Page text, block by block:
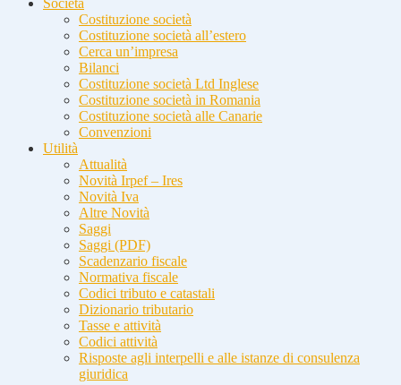
Società
Costituzione società
Costituzione società all’estero
Cerca un’impresa
Bilanci
Costituzione società Ltd Inglese
Costituzione società in Romania
Costituzione società alle Canarie
Convenzioni
Utilità
Attualità
Novità Irpef – Ires
Novità Iva
Altre Novità
Saggi
Saggi (PDF)
Scadenzario fiscale
Normativa fiscale
Codici tributo e catastali
Dizionario tributario
Tasse e attività
Codici attività
Risposte agli interpelli e alle istanze di consulenza
giuridica